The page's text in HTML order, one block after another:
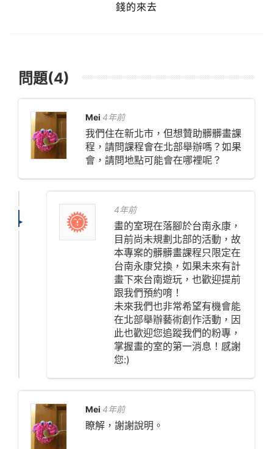
錢的來去
問題(4)
Mei 4年前
我們住在新北市，但想贊助髒髒畫課
程，請問課程會在北部舉辦嗎？如果
會，請問地點可能會在哪裡呢？
4年前
畫的室現在落腳於台南永康，
目前尚未規劃北部的活動，故
本專案的髒髒畫課程只限定在
台南永康兌換，如果未來有計
畫下來台南遊玩，也歡迎提前
跟我們預約唷！
未來我們也非常希望有機會能
在北部舉辦藝術創作活動，因
此也歡迎您追蹤我們的粉專，
掌握畫的室的第一消息！感謝
您:)
Mei 4年前
瞭解，謝謝說明。